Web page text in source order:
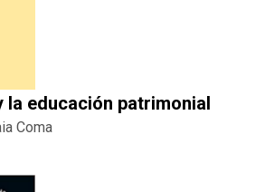
la educación patrimonial
Coma